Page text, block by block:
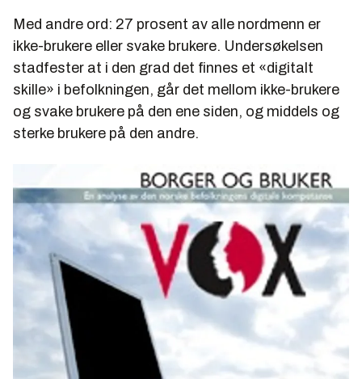
Med andre ord: 27 prosent av alle nordmenn er
ikke-brukere eller svake brukere. Undersøkelsen
stadfester at i den grad det finnes et «digitalt
skille» i befolkningen, går det mellom ikke-brukere
og svake brukere på den ene siden, og middels og
sterke brukere på den andre.